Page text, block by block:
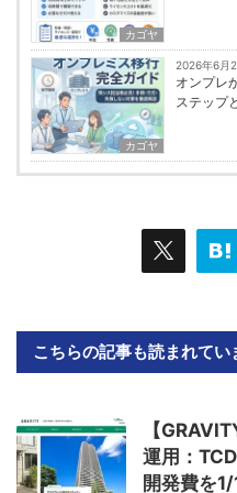
カゴヤ
カゴヤ
2026年6月
オンプレ
ステップ
こちらの記事も読まれてい
【
運用：
開発費を